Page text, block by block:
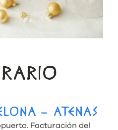
– ATENAS
Facturación del